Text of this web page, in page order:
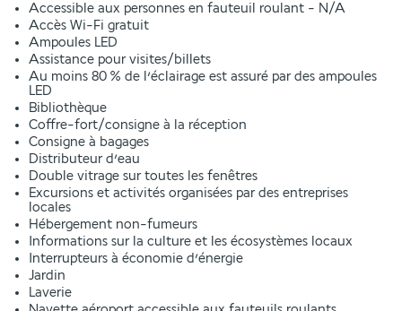
Accessible aux personnes en fauteuil roulant - N/A
Accès Wi-Fi gratuit
Ampoules LED
Assistance pour visites/billets
Au moins 80 % de l’éclairage est assuré par des ampoules
LED
Bibliothèque
Coffre-fort/consigne à la réception
Consigne à bagages
Distributeur d’eau
Double vitrage sur toutes les fenêtres
Excursions et activités organisées par des entreprises
locales
Hébergement non-fumeurs
Informations sur la culture et les écosystèmes locaux
Interrupteurs à économie d’énergie
Jardin
Laverie